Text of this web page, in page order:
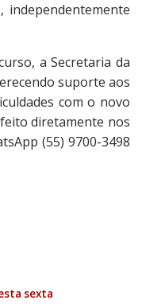
a Secretaria da
suporte aos
com o novo
diretamente nos
(55) 9700-3498
sexta